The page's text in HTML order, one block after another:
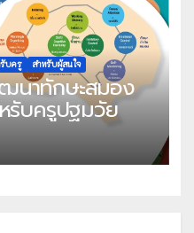
รับครู สำหรับผู้สนใจ
นาทักษะสมอง
รับครูปฐมวัย